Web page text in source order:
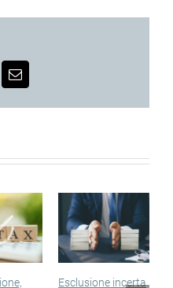
Email
Esclusione incerta